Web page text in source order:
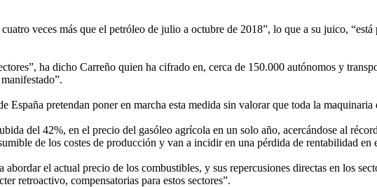
veces más que el petróleo de julio a octubre de 2018”, lo que a su juico,
ha dicho Carreño quien ha cifrado en, cerca de 150.000 autónomos y
España pretendan poner en marcha esta medida sin valorar que toda la
del 42%, en el precio del gasóleo agrícola en un solo año, acercándose al
de los costes de producción y van a incidir en una pérdida de rentabilidad en
el actual precio de los combustibles, y sus repercusiones directas en los
retroactivo, compensatorias para estos sectores”.